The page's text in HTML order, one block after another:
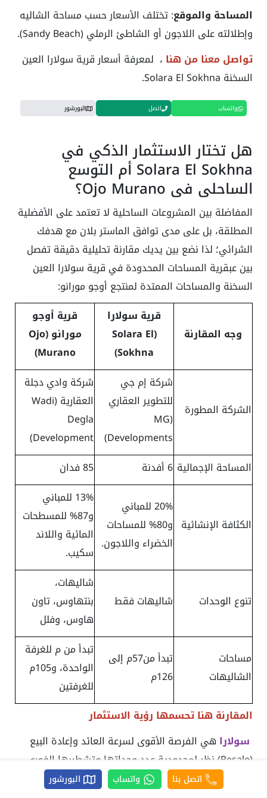
المساحة والموقع: تختلف الأسعار حسب مساحة الشاليه
وإطلالته على اللاجون أو الشاطئ الرملي (Sandy Beach).
تواصل معنا من هنا ، لمعرفة أسعار قرية سولارا العين
السخنة Solara El Sokhna.
واتساب اتصل البورشور
هل تختار الاستثمار الذكي في
Solara El Sokhna أم التوسع
الساحلي في Ojo Murano؟
المفاضلة بين المشروعات الساحلية لا تعتمد على الأفضلية
المطلقة، بل على مدى توافق الماستر بلان مع هدفك
الشرائي؛ لذا نضع بين يديك مقارنة تحليلية دقيقة تفصل
بين عبقرية المساحات المحدودة في قرية سولارا العين
السخنة والمساحات الممتدة لمنتجع أوجو مورانو:
وجه المقارنة
قرية سولارا
(Solara El
Sokhna)
قرية أوجو
مورانو (Ojo
Murano)
الشركة المطورة
شركة إم جي
للتطوير العقاري
(MG
Developments)
شركة وادي دجلة
العقارية (Wadi
Degla
Development)
المساحة الإجمالية 6 أفدنة 85 فدان
الكثافة الإنشائية
20% للمباني
و80% للمساحات
الخضراء واللاجون.
13% للمباني
و87% للمسطحات
المائية واللاند
سكيب.
تنوع الوحدات شاليهات فقط
شاليهات،
بنتهاوس، تاون
هاوس، وفلل
مساحات
الشاليهات
تبدأ من57م إلى
126م
تبدأ من م للغرفة
الواحدة، و105م
للغرفتين
المقارنة هنا تحسمها رؤية الاستثمار
سولارا هي الفرصة الأقوى لسرعة العائد وإعادة البيع
(Resale) نظر لمحدودية عدد وحداتها وتشطيبها الفوري
وتجانسها العقاري.
اتصل بنا واتساب البورشور